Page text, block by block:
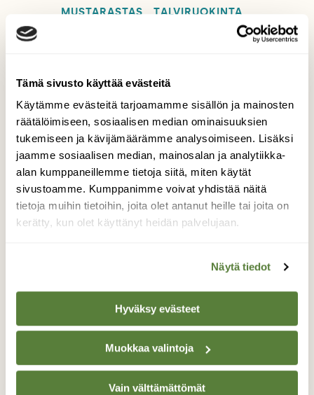
Tämä sivusto käyttää evästeitä
Käytämme evästeitä tarjoamamme sisällön ja mainosten
räätälöimiseen, sosiaalisen median ominaisuuksien
tukemiseen ja kävijämäärämme analysoimiseen. Lisäksi
jaamme sosiaalisen median, mainosalan ja analytiikka-
alan kumppaneillemme tietoja siitä, miten käytät
sivustoamme. Kumppanimme voivat yhdistää näitä
tietoja muihin tietoihin, joita olet antanut heille tai joita on
kerätty, kun olet käyttänyt heidän palvelujaan.
Näytä tiedot
Hyväksy evästeet
Muokkaa valintoja
Vain välttämättömät
MUSTARASTAS
TALVIRUOKINTA
Tilaa Suomen Luonto
Tue ajankohtaista ja asiantuntevaa
luonto- ja ympäristöjournalismia.
Tilaa Suomen Luonto ja tule mukaan
luonnonystävien joukkoon!
Alk. 3 numeroa 23,40 €.
Lisää aiheesta